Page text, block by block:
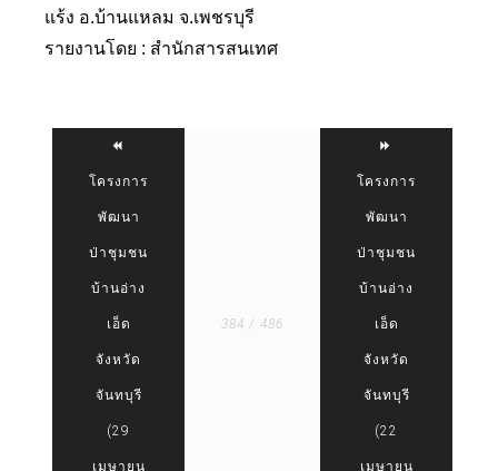
แร้ง อ.บ้านแหลม จ.เพชรบุรี
รายงานโดย : สำนักสารสนเทศ
โครงการ
พัฒนา
ป่าชุมชน
บ้านอ่าง
เอ็ด
จังหวัด
จันทบุรี
(29
เมษายน
384 / 486
โครงการ
พัฒนา
ป่าชุมชน
บ้านอ่าง
เอ็ด
จังหวัด
จันทบุรี
(22
เมษายน